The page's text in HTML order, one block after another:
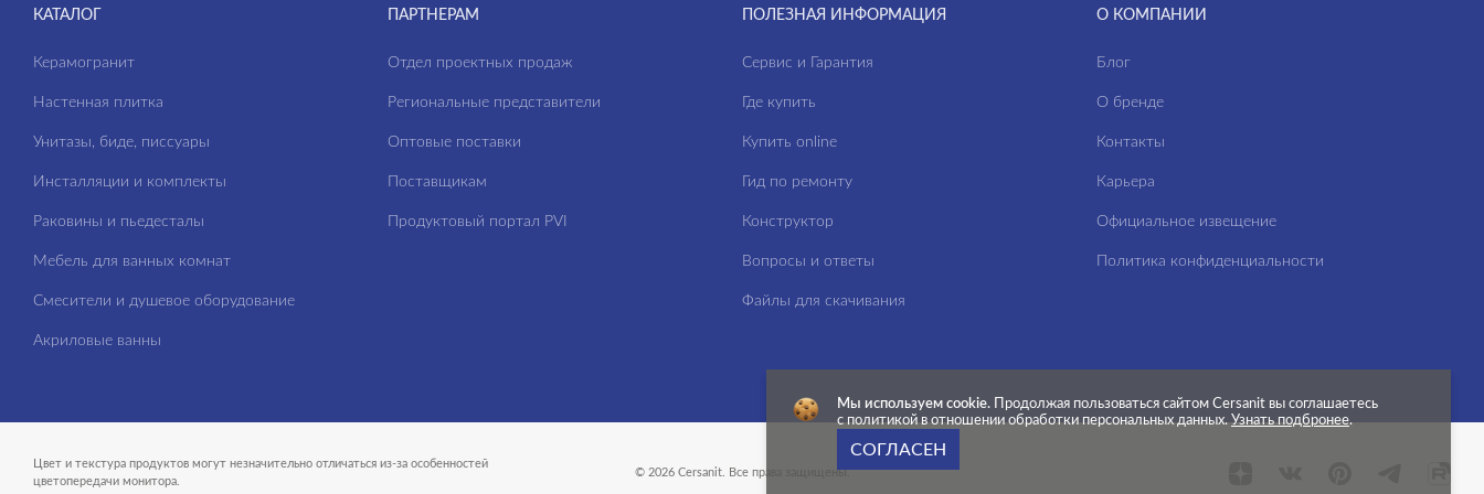
КАТАЛОГ
Керамогранит
Настенная плитка
Унитазы, биде, писсуары
Инсталляции и комплекты
Раковины и пьедесталы
Мебель для ванных комнат
Смесители и душевое оборудование
Акриловые ванны
ПАРТНЕРАМ
Отдел проектных продаж
Региональные представители
Оптовые поставки
Поставщикам
Продуктовый портал PVI
ПОЛЕЗНАЯ ИНФОРМАЦИЯ
Сервис и Гарантия
Где купить
Купить online
Гид по ремонту
Конструктор
Вопросы и ответы
Файлы для скачивания
О КОМПАНИИ
Блог
О бренде
Контакты
Карьера
Официальное извещение
Политика конфиденциальности
Цвет и текстура продуктов могут незначительно отличаться из-за особенностей
цветопередачи монитора.
© 2026 Cersanit. Все права защищены.
Мы используем cookie. Продолжая пользоваться сайтом Cersanit вы соглашаетесь
с политикой в отношении обработки персональных данных.Узнать подбронее.
СОГЛАСЕН